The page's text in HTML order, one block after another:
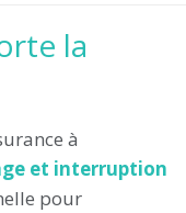
la
à
et interruption
pour